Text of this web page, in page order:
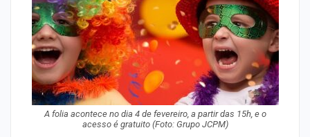
A folia acontece no dia 4 de fevereiro, a partir das 15h, e o
acesso é gratuito (Foto: Grupo JCPM)